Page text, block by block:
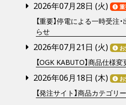
2026年07月28日 (火)
【重要】停電による一時受注
らせ
2026年07月21日 (火)
【OGK KABUTO】商品仕様
2026年06月18日 (木)
【発注サイト】商品カテゴリ